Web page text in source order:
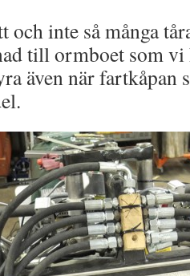
och inte så många
till ormboet som vi
även när fartkåpan